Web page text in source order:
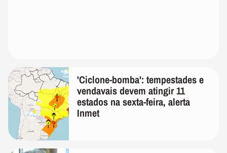
'Ciclone-bomba': tempestades e
vendavais devem atingir 11
estados na sexta-feira, alerta
Inmet